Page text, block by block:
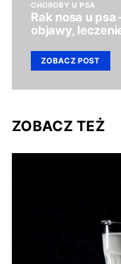
CHOROBY U PSA
Rak nosa u
objawy,
ZOBACZ POST
ZOBACZ TEŻ